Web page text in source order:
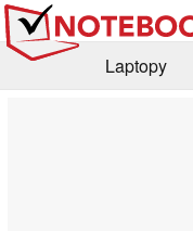
Laptopy